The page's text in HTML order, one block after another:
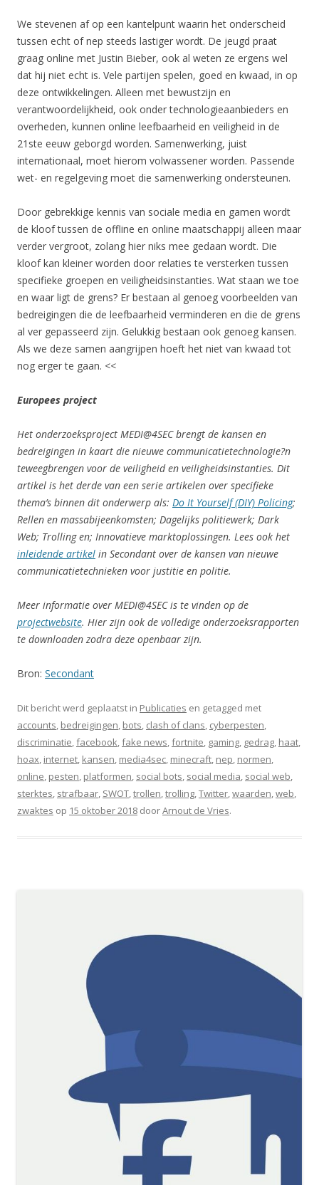
We stevenen af op een kantelpunt waarin het onderscheid
tussen echt of nep steeds lastiger wordt. De jeugd praat
graag online met Justin Bieber, ook al weten ze ergens wel
dat hij niet echt is. Vele partijen spelen, goed en kwaad, in op
deze ontwikkelingen. Alleen met bewustzijn en
verantwoordelijkheid, ook onder technologieaanbieders en
overheden, kunnen online leefbaarheid en veiligheid in de
21ste eeuw geborgd worden. Samenwerking, juist
internationaal, moet hierom volwassener worden. Passende
wet- en regelgeving moet die samenwerking ondersteunen.
Door gebrekkige kennis van sociale media en gamen wordt
de kloof tussen de offline en online maatschappij alleen maar
verder vergroot, zolang hier niks mee gedaan wordt. Die
kloof kan kleiner worden door relaties te versterken tussen
specifieke groepen en veiligheidsinstanties. Wat staan we toe
en waar ligt de grens? Er bestaan al genoeg voorbeelden van
bedreigingen die de leefbaarheid verminderen en die de grens
al ver gepasseerd zijn. Gelukkig bestaan ook genoeg kansen.
Als we deze samen aangrijpen hoeft het niet van kwaad tot
nog erger te gaan. <<
Europees project
Het onderzoeksproject MEDI@4SEC brengt de kansen en
bedreigingen in kaart die nieuwe communicatietechnologie?n
teweegbrengen voor de veiligheid en veiligheidsinstanties. Dit
artikel is het derde van een serie artikelen over specifieke
thema’s binnen dit onderwerp als: Do It Yourself (DIY) Policing;
Rellen en massabijeenkomsten; Dagelijks politiewerk; Dark
Web; Trolling en; Innovatieve marktoplossingen. Lees ook het
inleidende artikel in Secondant over de kansen van nieuwe
communicatietechnieken voor justitie en politie.
Meer informatie over MEDI@4SEC is te vinden op de
projectwebsite. Hier zijn ook de volledige onderzoeksrapporten
te downloaden zodra deze openbaar zijn.
Bron: Secondant
Dit bericht werd geplaatst in Publicaties en getagged met
accounts, bedreigingen, bots, clash of clans, cyberpesten,
discriminatie,facebook,fake news,fortnite, gaming, gedrag, haat,
hoax, internet, kansen, media4sec, minecraft, nep, normen,
online, pesten, platformen, social bots, social media, social web,
sterktes, strafbaar, SWOT,trollen,trolling,Twitter,waarden,web,
zwaktes op 15 oktober 2018 doorArnout de Vries.